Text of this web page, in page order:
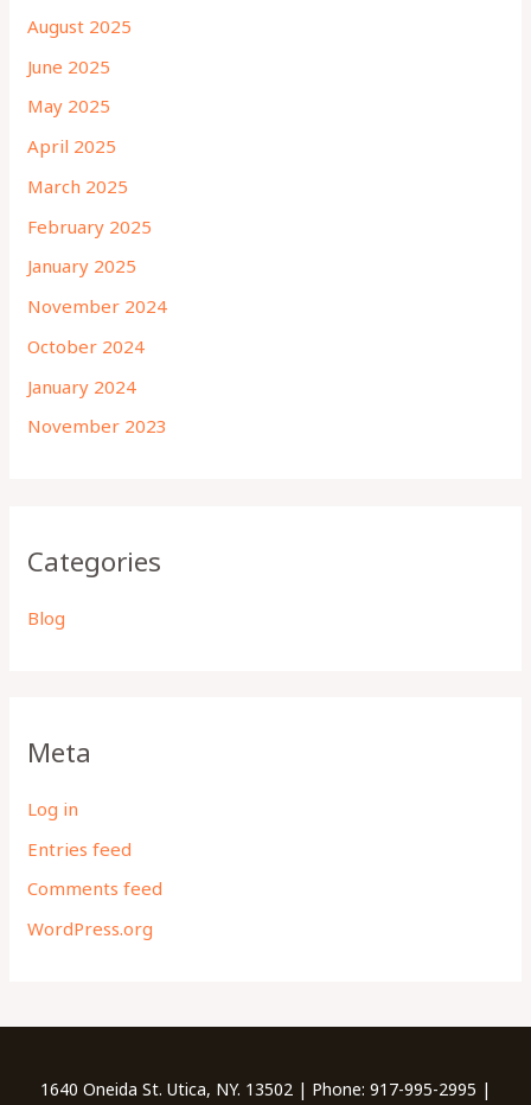
August 2025
June 2025
May 2025
April 2025
March 2025
February 2025
January 2025
November 2024
October 2024
January 2024
November 2023
Categories
Blog
Meta
Log in
Entries feed
Comments feed
WordPress.org
1640 Oneida St. Utica, NY. 13502 | Phone: 917-995-2995 |